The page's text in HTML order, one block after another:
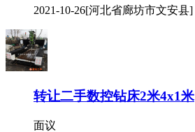
2021-10-26[河北省廊坊市文安县]
转让二手数控钻床2米4x1米
面议